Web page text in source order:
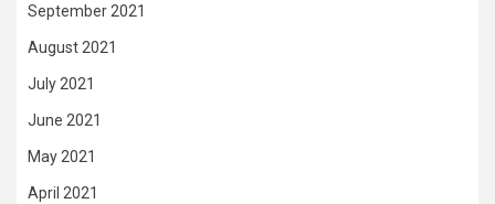
September 2021
August 2021
July 2021
June 2021
May 2021
April 2021